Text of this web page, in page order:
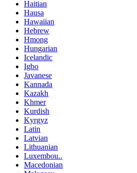
Haitian
Hausa
Hawaiian
Hebrew
Hmong
Hungarian
Icelandic
Igbo
Javanese
Kannada
Kazakh
Khmer
Kurdish
Kyrgyz
Latin
Latvian
Lithuanian
Luxembou..
Macedonian